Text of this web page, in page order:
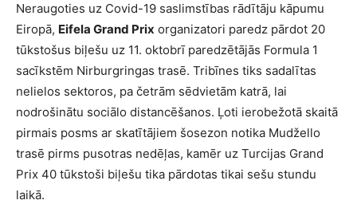
Neraugoties uz Covid-19 saslimstības rādītāju kāpumu
Eiropā, Eifela Grand Prix organizatori paredz pārdot 20
tūkstošus biļešu uz 11. oktobrī paredzētājās Formula 1
sacīkstēm Nirburgringas trasē. Tribīnes tiks sadalītas
nelielos sektoros, pa četrām sēdvietām katrā, lai
nodrošinātu sociālo distancēšanos. Ļoti ierobežotā skaitā
pirmais posms ar skatītājiem šosezon notika Mudžello
trasē pirms pusotras nedēļas, kamēr uz Turcijas Grand
Prix 40 tūkstoši biļešu tika pārdotas tikai sešu stundu
laikā.